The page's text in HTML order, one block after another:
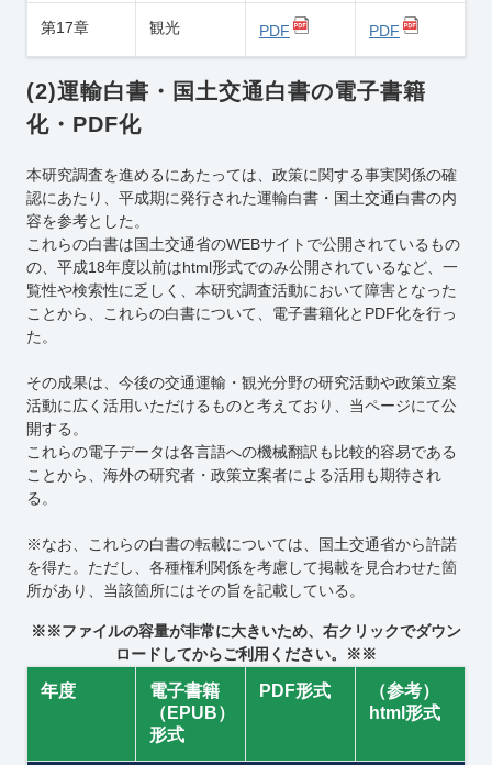
第17章 観光 PDF PDF
(2)運輸白書・国土交通白書の電子書籍
化・PDF化
本研究調査を進めるにあたっては、政策に関する事実関係の確
認にあたり、平成期に発行された運輸白書・国土交通白書の内
容を参考とした。
これらの白書は国土交通省のWEBサイトで公開されているもの
の、平成18年度以前はhtml形式でのみ公開されているなど、一
覧性や検索性に乏しく、本研究調査活動において障害となった
ことから、これらの白書について、電子書籍化とPDF化を行っ
た。
その成果は、今後の交通運輸・観光分野の研究活動や政策立案
活動に広く活用いただけるものと考えており、当ページにて公
開する。
これらの電子データは各言語への機械翻訳も比較的容易である
ことから、海外の研究者・政策立案者による活用も期待され
る。
※なお、これらの白書の転載については、国土交通省から許諾
を得た。ただし、各種権利関係を考慮して掲載を見合わせた箇
所があり、当該箇所にはその旨を記載している。
※※ファイルの容量が非常に大きいため、右クリックでダウン
ロードしてからご利用ください。※※
年度
電子書籍
（EPUB）
形式
PDF形式
（参考）
html形式